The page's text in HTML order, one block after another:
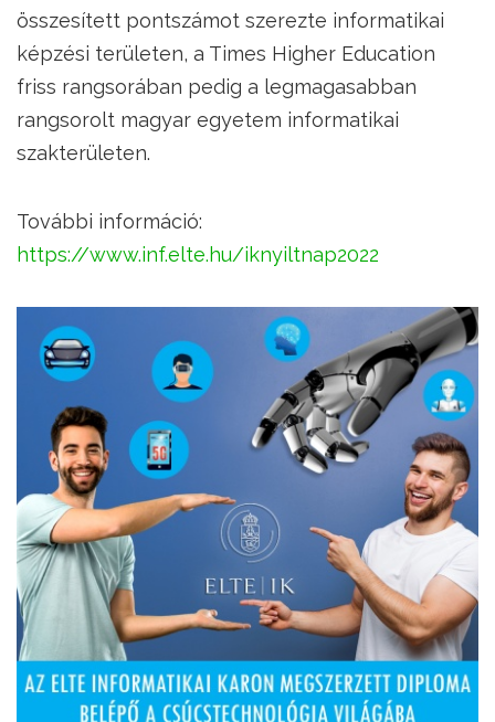
összesített pontszámot szerezte informatikai
képzési területen, a Times Higher Education
friss rangsorában pedig a legmagasabban
rangsorolt magyar egyetem informatikai
szakterületen.
További információ:
https://www.inf.elte.hu/iknyiltnap2022